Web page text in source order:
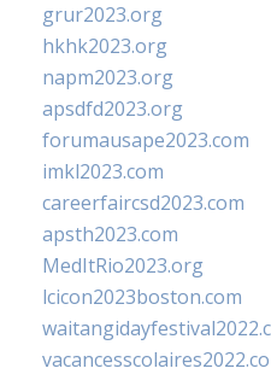
grur2023.org
hkhk2023.org
napm2023.org
apsdfd2023.org
forumausape2023.com
imkl2023.com
careerfaircsd2023.com
apsth2023.com
MedItRio2023.org
lcicon2023boston.com